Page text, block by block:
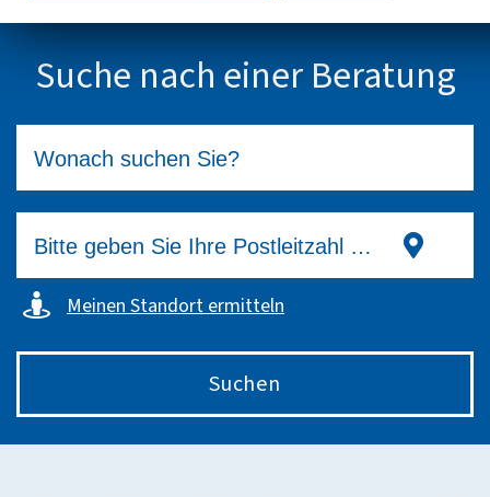
Suche nach einer Beratung
Meinen Standort ermitteln
Suchen